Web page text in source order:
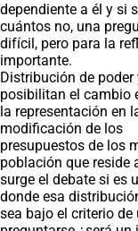
dependiente a él y si
cuántos no, una
difícil, pero para la
importante.
Distribución de
posibilitan el cambio
la representación en
modificación de los
presupuestos de los
población que reside
surge el debate si es
donde esa
sea bajo el criterio